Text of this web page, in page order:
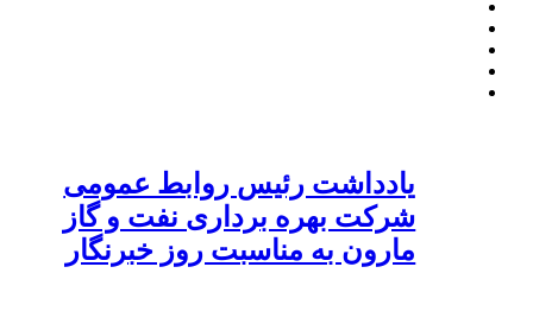
یادداشت رئیس روابط عمومی
شرکت بهره برداری نفت و گاز
مارون به مناسبت روز خبرنگار